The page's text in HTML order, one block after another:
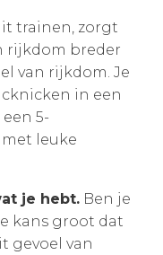
trainen, zorgt
rijkdom breder
van rijkdom. Je
in een
5-
leuke
je hebt. Ben je
kans groot dat
gevoel van